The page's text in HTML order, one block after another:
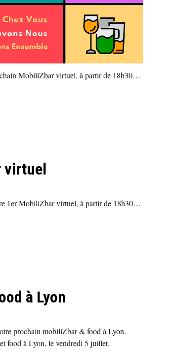
MobiliZbar virtuel, à partir de 18h30…
virtuel
1er MobiliZbar virtuel, à partir de 18h30…
à Lyon
prochain mobiliZbar & food à Lyon.
food à Lyon, le vendredi 5 juillet.